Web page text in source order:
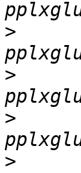
>
>
>
>